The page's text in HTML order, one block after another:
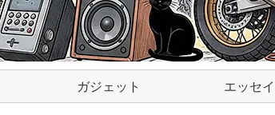
ガジェット エッセイ